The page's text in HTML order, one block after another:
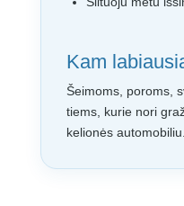
Kam
Šeimoms, poroms,
tiems, kurie nori
kelionės automobiliu.